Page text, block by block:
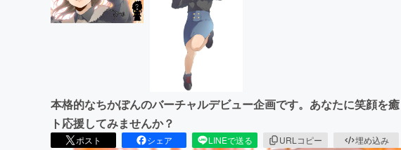
本格的なちかぽんのバーチャルデビュー企画です。あなたに笑顔を
ト応援してみませんか？
ポスト シェア LINEで送る URLコピー 埋め込み